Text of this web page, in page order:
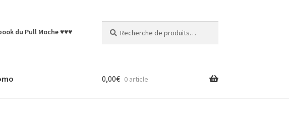
du Pull Moche ♥♥♥
pour :
0,00€ 0 article